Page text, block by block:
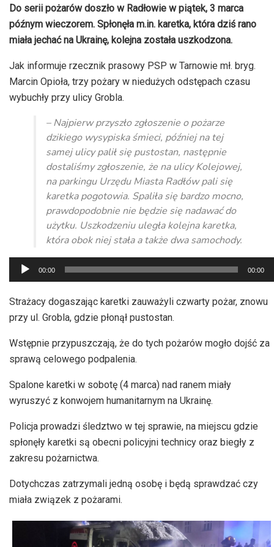
Do serii pożarów doszło w Radłowie w piątek, 3 marca
późnym wieczorem. Spłonęła m.in. karetka, która dziś rano
miała jechać na Ukrainę, kolejna została uszkodzona.
Jak informuje rzecznik prasowy PSP w Tarnowie mł. bryg.
Marcin Opioła, trzy pożary w niedużych odstępach czasu
wybuchły przy ulicy Grobla.
– Najpierw przyszło zgłoszenie o pożarze
dzikiego wysypiska śmieci, później na tej
samej ulicy palił się pustostan, następnie
dostaliśmy zgłoszenie, że na ulicy Kolejowej,
na parkingu Urzędu Miasta Radłów pali się
karetka pogotowia. Spaliła się bardzo mocno,
prawdopodobnie nie będzie się nadawać do
użytku. Uszkodzeniu uległa kolejna karetka,
która obok niej stała a także dwa samochody.
Odtwarzacz
plików
dźwiękowych
00:00 00:00
Strażacy dogaszając karetki zauważyli czwarty pożar, znowu
przy ul. Grobla, gdzie płonął pustostan.
Wstępnie przypuszczają, że do tych pożarów mogło dojść za
sprawą celowego podpalenia.
Spalone karetki w sobotę (4 marca) nad ranem miały
wyruszyć z konwojem humanitarnym na Ukrainę.
Policja prowadzi śledztwo w tej sprawie, na miejscu gdzie
spłonęły karetki są obecni policyjni technicy oraz biegły z
zakresu pożarnictwa.
Dotychczas zatrzymali jedną osobę i będą sprawdzać czy
miała związek z pożarami.